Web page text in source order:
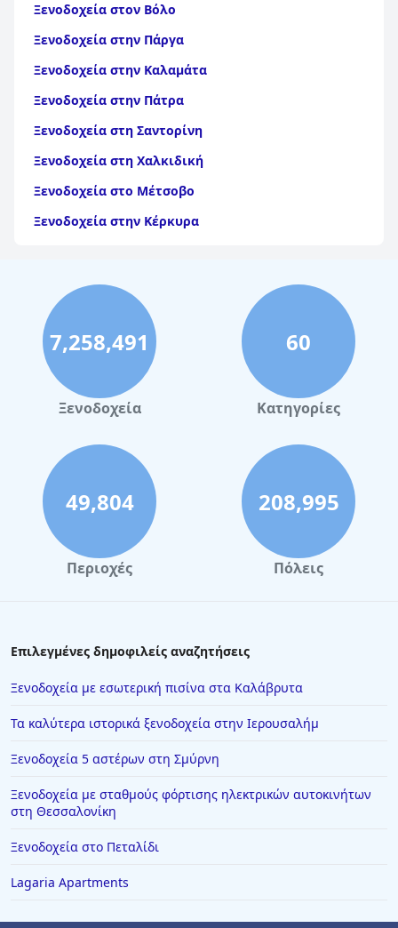
Ξενοδοχεία στον Βόλο
Ξενοδοχεία στην Πάργα
Ξενοδοχεία στην Καλαμάτα
Ξενοδοχεία στην Πάτρα
Ξενοδοχεία στη Σαντορίνη
Ξενοδοχεία στη Χαλκιδική
Ξενοδοχεία στο Μέτσοβο
Ξενοδοχεία στην Κέρκυρα
Ξενοδοχεία στην Αίγινα
Ξενοδοχεία στην Πάρο
Ξενοδοχεία στο Λουτράκι
Ξενοδοχεία στη Σκιάθο
Ξενοδοχεία στην Πόλη Χανίων
Ξενοδοχεία στην Κω
Ξενοδοχεία στα Τρίκαλα Κορινθίας
Ξενοδοχεία στην Αστυπάλαια
Ξενοδοχεία στο Πάπιγκο
Ξενοδοχεία στο Κιάτο
Ξενοδοχεία στον Καραβοστάση
Ξενοδοχεία στο Λαύριο
Ξενοδοχεία σε Αμμουδάρα
Ξενοδοχεία στην Κρακοβία
Ξενοδοχεία στη Σαρωνίδα
Ξενοδοχεία στη Μακρινίτσα
7,258,491
Ξενοδοχεία
60
Κατηγορίες
49,804
Περιοχές
208,995
Πόλεις
Επιλεγμένες δημοφιλείς αναζητήσεις
Ξενοδοχεία με εσωτερική πισίνα στα Καλάβρυτα
Τα καλύτερα ιστορικά ξενοδοχεία στην Ιερουσαλήμ
Ξενοδοχεία 5 αστέρων στη Σμύρνη
Ξενοδοχεία με σταθμούς φόρτισης ηλεκτρικών αυτοκινήτων
στη Θεσσαλονίκη
Ξενοδοχεία στο Πεταλίδι
Lagaria Apartments